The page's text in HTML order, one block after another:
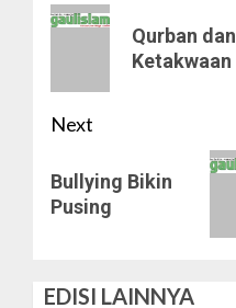
navigation
Previous
Qurban dan
Ketakwaan
Next
post:
Bullying Bikin
Pusing
EDISI LAINNYA